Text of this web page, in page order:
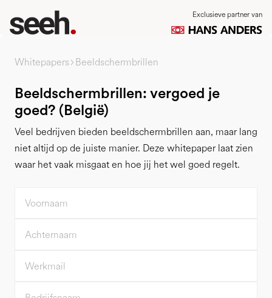
Exclusieve partner van
Whitepapers Beeldschermbrillen
Beeldschermbrillen: vergoed je
goed? (België)
Veel bedrijven bieden beeldschermbrillen aan, maar lang
niet altijd op de juiste manier. Deze whitepaper laat zien
waar het vaak misgaat en hoe jij het wel goed regelt.